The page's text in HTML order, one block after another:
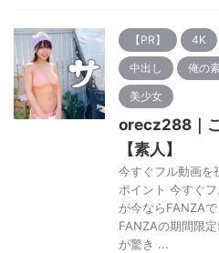
【PR】 4K
中出し 俺の
美少女
orecz288｜
【素人】
今すぐフル動画を
ポイント 今すぐ
が今ならFANZA
FANZAの期間限
が驚き ...